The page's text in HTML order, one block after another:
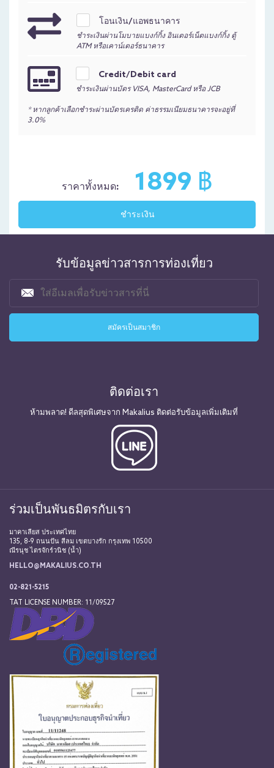
โอนเงิน/แอพธนาคาร
ชำระเงินผ่านโมบายแบงก์กิ้ง อินเตอร์เน็ตแบงก์กิ้ง ตู้
ATM หรือเคาน์เตอร์ธนาคาร
Credit/Debit card
ชำระเงินผ่านบัตร VISA, MasterCard หรือ JCB
* หากลูกค้าเลือกชำระผ่านบัตรเครติด ค่าธรรมเนียมธนาคารจะอยู่ที่
3.0%
ราคาทั้งหมด: 1899 ฿
รับข้อมูลข่าวสารการท่องเที่ยว
ติดต่อเรา
ห้ามพลาด! ดีลสุดพิเศษจาก Makalius ติดต่อรับข้อมูลเพิ่มเติมที่
ร่วมเป็นพันธมิตรกับเรา
มาคาเลียส ประเทศไทย
135, 8-9 ถนนปัน สีลม เขตบางรัก กรุงเทพ 10500
ณีรนุช ไตรจักร์วนิช (น้ำ)
HELLO@MAKALIUS.CO.TH
02-821-5215
TAT LICENSE NUMBER: 11/09527